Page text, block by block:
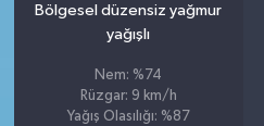
Bölgesel düzensiz yağmur
yağışlı
Nem: %74
Rüzgar: 9 km/h
Yağış Olasılığı: %87